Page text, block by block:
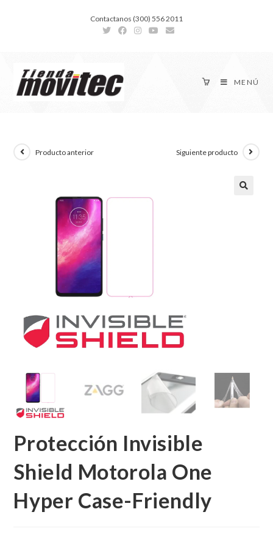
Contactanos (300) 556 2011
MENÚ
Producto anterior Siguiente producto
Protección Invisible
Shield Motorola One
Hyper Case-Friendly